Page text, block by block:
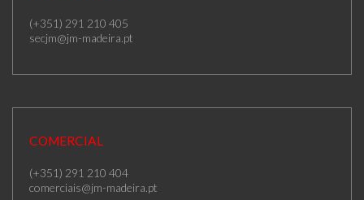
(+351) 291 210 405
secjm@jm-madeira.pt
COMERCIAL
(+351) 291 210 404
comerciais@jm-madeira.pt